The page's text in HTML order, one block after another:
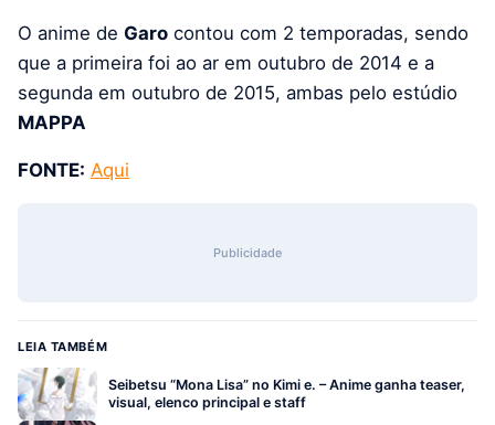
O anime de Garo contou com 2 temporadas, sendo
que a primeira foi ao ar em outubro de 2014 e a
segunda em outubro de 2015, ambas pelo estúdio
MAPPA
FONTE: Aqui
Publicidade
LEIA TAMBÉM
Seibetsu “Mona Lisa” no Kimi e. – Anime ganha teaser,
visual, elenco principal e staff